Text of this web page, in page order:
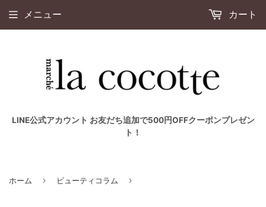
LINE公式アカウント お友だち追加で500円OFFクーポンプレゼン
ト！
メニュー カート
ホーム › ビューティコラム ›